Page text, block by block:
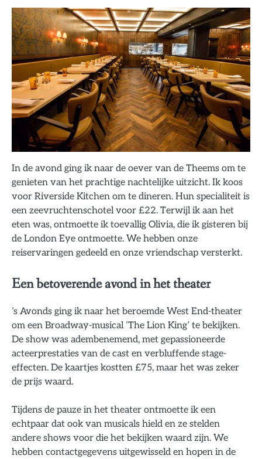
In de avond ging ik naar de oever van de Theems om te
genieten van het prachtige nachtelijke uitzicht. Ik koos
voor Riverside Kitchen om te dineren. Hun specialiteit is
een zeevruchtenschotel voor £22. Terwijl ik aan het
eten was, ontmoette ik toevallig Olivia, die ik gisteren bij
de London Eye ontmoette. We hebben onze
reiservaringen gedeeld en onze vriendschap versterkt.
Een betoverende avond in het theater
’s Avonds ging ik naar het beroemde West End-theater
om een Broadway-musical ‘The Lion King’ te bekijken.
De show was adembenemend, met gepassioneerde
acteerprestaties van de cast en verbluffende stage-
effecten. De kaartjes kostten £75, maar het was zeker
de prijs waard.
Tijdens de pauze in het theater ontmoette ik een
echtpaar dat ook van musicals hield en ze stelden
andere shows voor die het bekijken waard zijn. We
hebben contactgegevens uitgewisseld en hopen in de